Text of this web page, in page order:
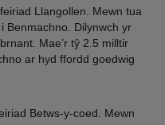
Llangollen. Mewn tua
Benmachno. Dilynwch yr
Mae’r tŷ 2.5 milltir
ar hyd ffordd goedwig
Betws-y-coed. Mewn